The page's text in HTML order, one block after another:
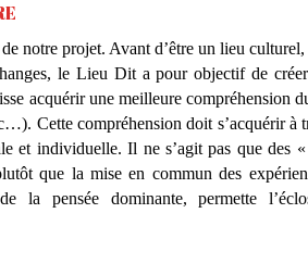
notre projet. Avant d’être un lieu
le Lieu Dit a pour objectif de
acquérir une meilleure compréhension
Cette compréhension doit s’acquérir à
et individuelle. Il ne s’agit pas que des
que la mise en commun des
la pensée dominante, permette